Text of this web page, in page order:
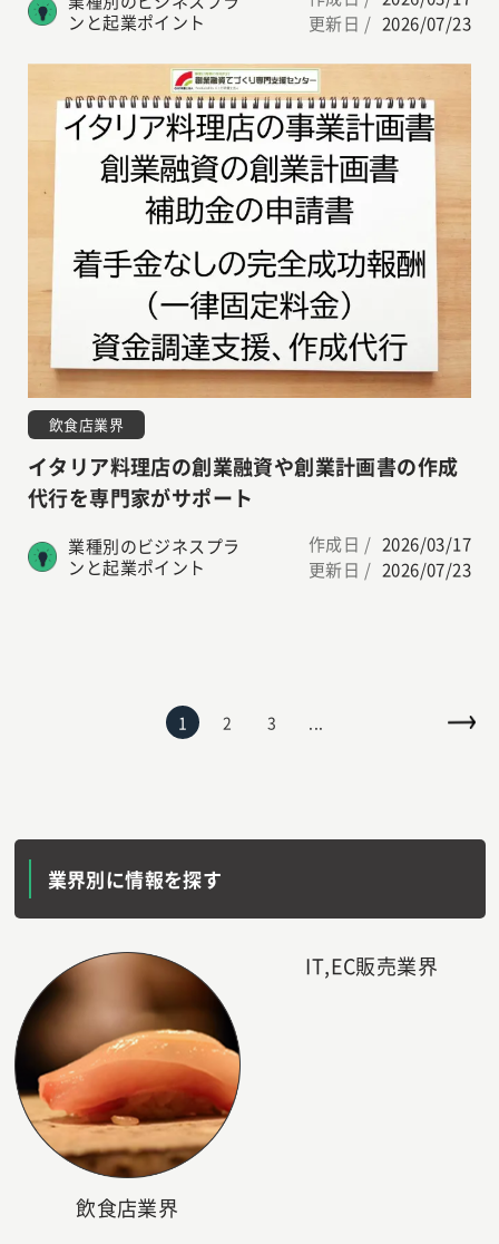
ンと起業ポイント
更新日 / 2026/07/23
イタリア料理店の創業融資や創業計画書の作成
代行を専門家がサポート
業種別のビジネスプラ
ンと起業ポイント
飲食店業界
作成日 / 2026/03/17
更新日 / 2026/07/23
1 2 3
業界別に情報を探す
飲食店業界
IT,EC販売業界